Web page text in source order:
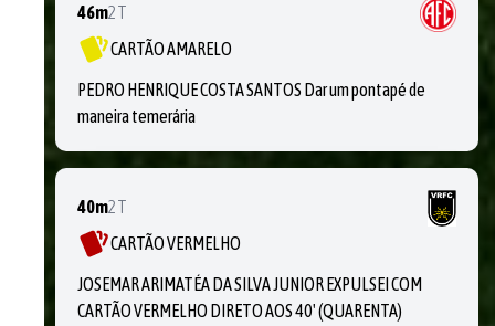
46m2T
CARTÃO AMARELO
PEDRO HENRIQUE COSTA SANTOS Dar um pontapé de
maneira temerária
40m2T
CARTÃO VERMELHO
JOSEMAR ARIMATÉA DA SILVA JUNIOR EXPULSEI COM
CARTÃO VERMELHO DIRETO AOS 40' (QUARENTA)